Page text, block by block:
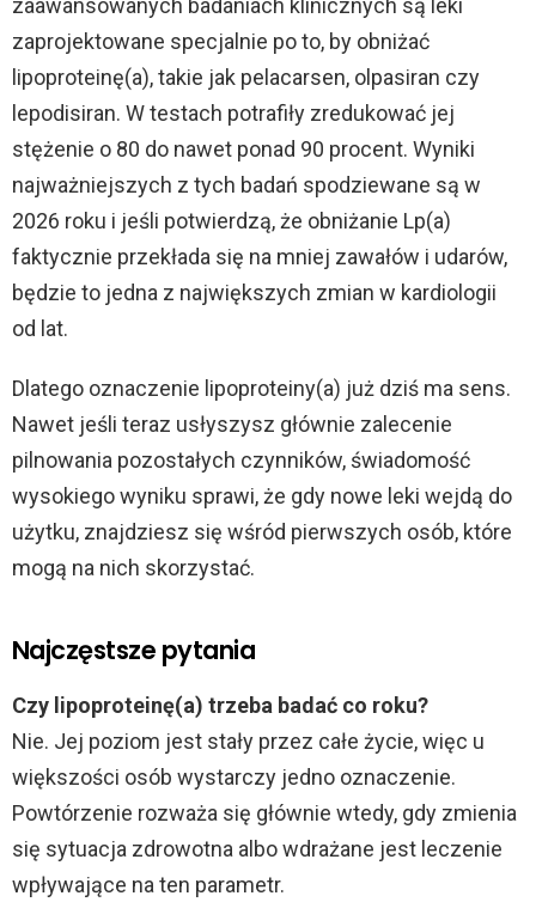
zaprojektowane specjalnie po to, by obniżać
lipoproteinę(a), takie jak pelacarsen, olpasiran czy
lepodisiran. W testach potrafiły zredukować jej
stężenie o 80 do nawet ponad 90 procent. Wyniki
najważniejszych z tych badań spodziewane są w
2026 roku i jeśli potwierdzą, że obniżanie Lp(a)
faktycznie przekłada się na mniej zawałów i udarów,
będzie to jedna z największych zmian w kardiologii
od lat.
Dlatego oznaczenie lipoproteiny(a) już dziś ma sens.
Nawet jeśli teraz usłyszysz głównie zalecenie
pilnowania pozostałych czynników, świadomość
wysokiego wyniku sprawi, że gdy nowe leki wejdą do
użytku, znajdziesz się wśród pierwszych osób, które
mogą na nich skorzystać.
Najczęstsze pytania
Czy lipoproteinę(a) trzeba badać co roku?
Nie. Jej poziom jest stały przez całe życie, więc u
większości osób wystarczy jedno oznaczenie.
Powtórzenie rozważa się głównie wtedy, gdy zmienia
się sytuacja zdrowotna albo wdrażane jest leczenie
wpływające na ten parametr.